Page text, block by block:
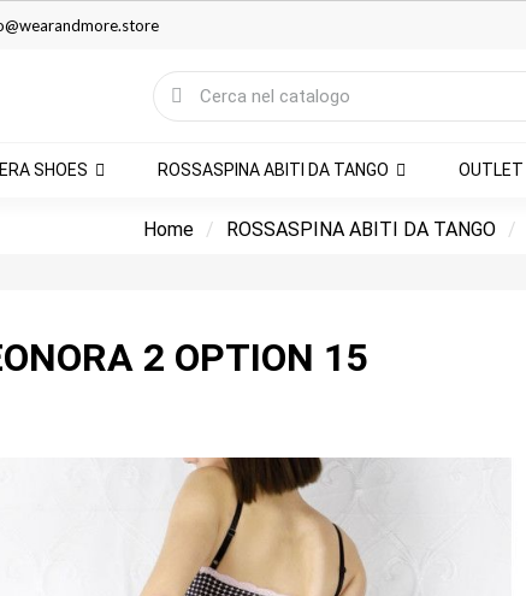
SHOES ROSSASPINA ABITI DA TANGO OUTLET
Home ROSSASPINA ABITI DA TANGO
2 OPTION 15